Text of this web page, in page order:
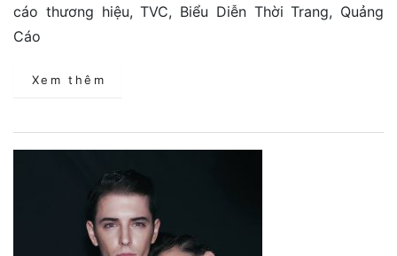
cáo thương hiệu, TVC, Biểu Diễn Thời Trang, Quảng
Cáo
Xem thêm